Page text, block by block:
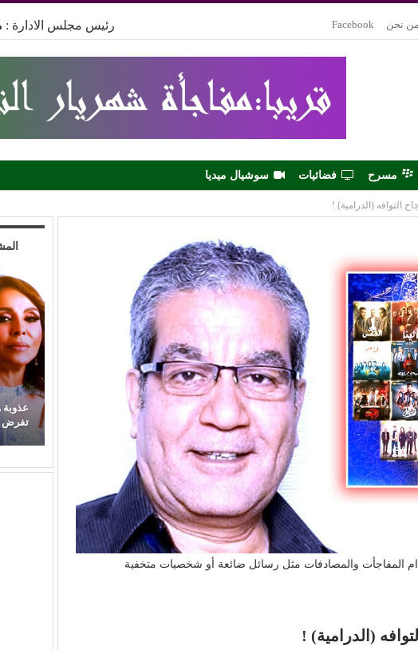
من نحن Facebook رئيس مجلس الادارة :
مسرح فضائيات سوشيال ميديا
التوافه (الدرامية) !
المفاجأت والمصادفات مثل رسائل ضائعة أو شخصيات متخفية
(الدرامية) !
(محمد حماقي) يفتتح صيفه الغنائي من (سعادة ساحل)
و(سوبر ستار) مفاجأة الليلة
تفرض